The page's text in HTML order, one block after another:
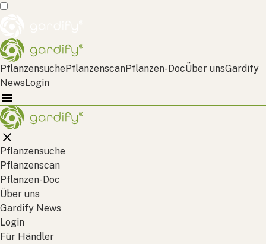
PflanzensuchePflanzenscanPflanzen-DocÜber unsGardify
NewsLogin
Pflanzensuche
Pflanzenscan
Pflanzen-Doc
Über uns
Gardify News
Login
Für Händler